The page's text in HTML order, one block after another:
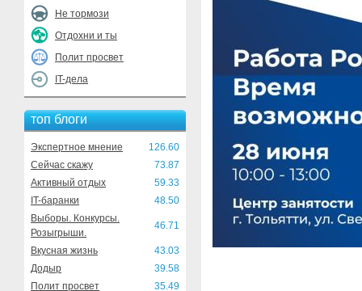
Не тормози
Отдохни и ты
Полит просвет
IT-дела
топ блоги
Экспертное мнение
126.60
Сейчас скажу
73.87
Активный отдых
59.33
IT-баранки
48.50
Выборы. Конкурсы.
Розыгрыши.
46.71
Вкусная жизнь
43.03
Додыр
39.58
Полит просвет
35.49